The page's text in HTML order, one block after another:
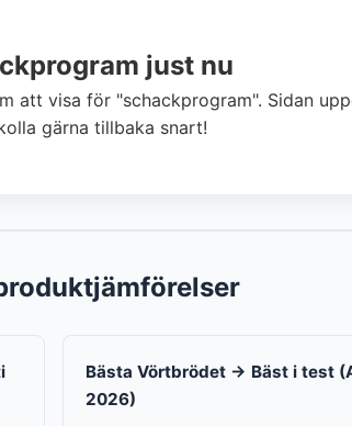
just nu
att visa för "schackprogram". Sidan
gärna tillbaka snart!
Bästa Vörtbrödet → Bäst i test
2026)